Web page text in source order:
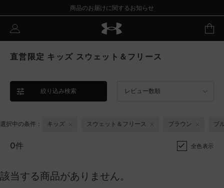
商品のお届けに関するお知らせ
直営限定 キッズ スウェット＆フリース
絞り込み検索 レビュー数順
選択中の条件： キッズ スウェット＆フリース ブラウン ブ
0件 全色表示
該当する商品がありません。